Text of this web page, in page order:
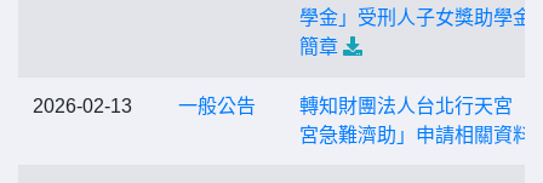
學金」受刑人子女獎助學金
簡章
2026-02-13 一般公告
轉知財團法人台北行天宮「
宮急難濟助」申請相關資料